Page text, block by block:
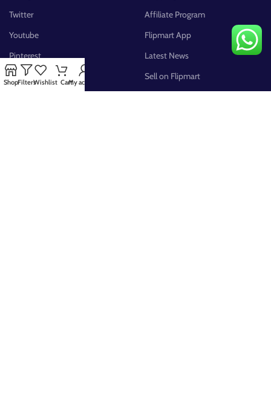
Twitter
Youtube
Pinterest
FB Group
Affiliate Program
Flipmart App
Latest News
Sell on Flipmart
ShopFiltersWishlist CartMy account